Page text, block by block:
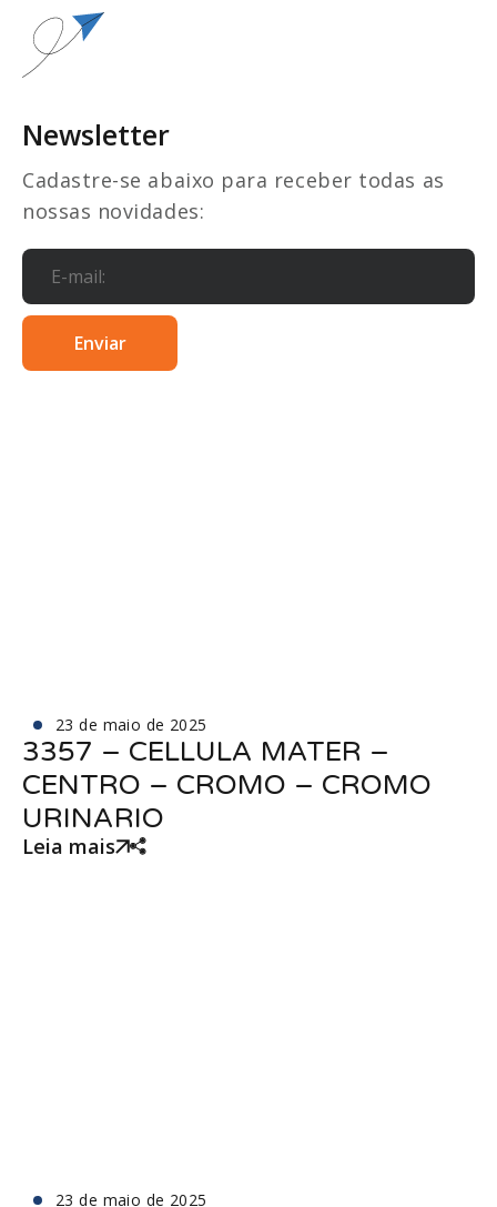
23 de maio de 2025
3357 – CELLULA MATER –
CENTRO – CROMO – CROMO
URINARIO
Leia mais
23 de maio de 2025
Newsletter
Cadastre-se abaixo para receber todas as
nossas novidades: